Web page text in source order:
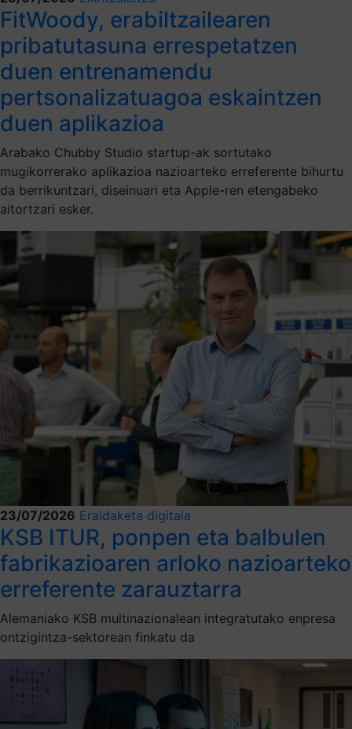
FitWoody, erabiltzailearen
pribatutasuna errespetatzen
duen entrenamendu
pertsonalizatuagoa eskaintzen
duen aplikazioa
Arabako Chubby Studio startup-ak sortutako
mugikorrerako aplikazioa nazioarteko erreferente bihurtu
da berrikuntzari, diseinuari eta Apple-ren etengabeko
aitortzari esker.
23/07/2026 Eraldaketa digitala
KSB ITUR, ponpen eta balbulen
fabrikazioaren arloko nazioarteko
erreferente zarauztarra
Alemaniako KSB multinazionalean integratutako enpresa
ontzigintza-sektorean finkatu da